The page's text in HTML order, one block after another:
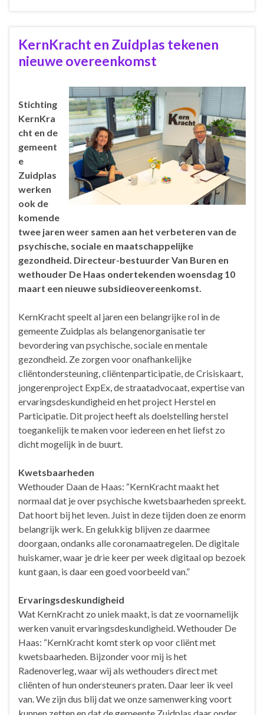
e
b
o
itt
er
KernKracht en Zuidplas tekenen
nieuwe overeenkomst
Stichting
KernKra
cht en de
gemeent
e
Zuidplas
werken
ook de
komende
twee jaren weer samen aan het verbeteren van de
psychische, sociale en maatschappelijke
gezondheid. Directeur-bestuurder Van Buren en
wethouder De Haas ondertekenden woensdag 10
maart een nieuwe subsidieovereenkomst.
KernKracht speelt al jaren een belangrijke rol in de
gemeente Zuidplas als belangenorganisatie ter
bevordering van psychische, sociale en mentale
gezondheid. Ze zorgen voor onafhankelijke
cliëntondersteuning, cliëntenparticipatie, de Crisiskaart,
jongerenproject ExpEx, de straatadvocaat, expertise van
ervaringsdeskundigheid en het project Herstel en
Participatie. Dit project heeft als doelstelling herstel
toegankelijk te maken voor iedereen en het liefst zo
dicht mogelijk in de buurt.
Kwetsbaarheden
Wethouder Daan de Haas: “KernKracht maakt het
normaal dat je over psychische kwetsbaarheden spreekt.
Dat hoort bij het leven. Juist in deze tijden doen ze enorm
belangrijk werk. En gelukkig blijven ze daarmee
doorgaan, ondanks alle coronamaatregelen. De digitale
huiskamer, waar je drie keer per week digitaal op bezoek
kunt gaan, is daar een goed voorbeeld van.”
Ervaringsdeskundigheid
Wat KernKracht zo uniek maakt, is dat ze voornamelijk
werken vanuit ervaringsdeskundigheid. Wethouder De
Haas: “KernKracht komt sterk op voor cliënt met
kwetsbaarheden. Bijzonder voor mij is het
Radenoverleg, waar wij als wethouders direct met
cliënten of hun ondersteuners praten. Daar leer ik veel
van. We zijn dus blij dat we onze samenwerking voort